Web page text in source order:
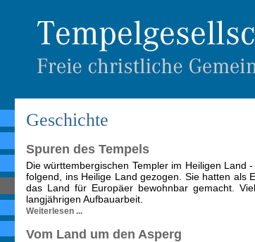
Geschichte
Spuren des Tempels
Die württembergischen Templer im Heiligen Land
folgend, ins Heilige Land gezogen. Sie hatten als
das Land für Europäer bewohnbar gemacht.
langjährigen Aufbauarbeit.
Weiterlesen ...
Vom Land um den Asperg